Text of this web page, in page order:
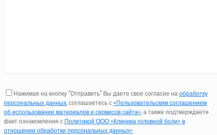
Нажимая на кнопку "Отправить" Вы даете свое согласие наобработку
персональных данных, соглашаетесь с«Пользовательским соглашением
об использовании материалов и сервисов сайта», а также подтверждаете
факт ознакомления с Политикой ООО «Клиника головной боли» в
отношении обработки персональных данных».